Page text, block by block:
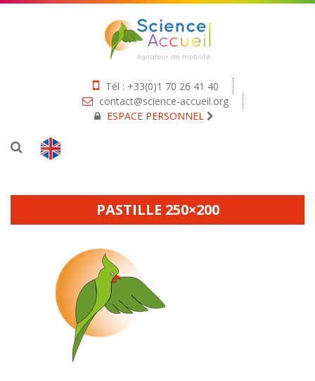
Tél : +33(0)1 70 26 41 40
contact@science-accueil.org
ESPACE PERSONNEL
PASTILLE 250×200